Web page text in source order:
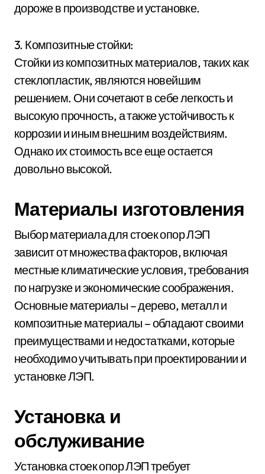
дороже в производстве и установке.
3. Композитные стойки:
Стойки из композитных материалов, таких как
стеклопластик, являются новейшим
решением. Они сочетают в себе легкость и
высокую прочность, а также устойчивость к
коррозии и иным внешним воздействиям.
Однако их стоимость все еще остается
довольно высокой.
Материалы изготовления
Выбор материала для стоек опор ЛЭП
зависит от множества факторов, включая
местные климатические условия, требования
по нагрузке и экономические соображения.
Основные материалы – дерево, металл и
композитные материалы – обладают своими
преимуществами и недостатками, которые
необходимо учитывать при проектировании и
установке ЛЭП.
Установка и
обслуживание
Установка стоек опор ЛЭП требует